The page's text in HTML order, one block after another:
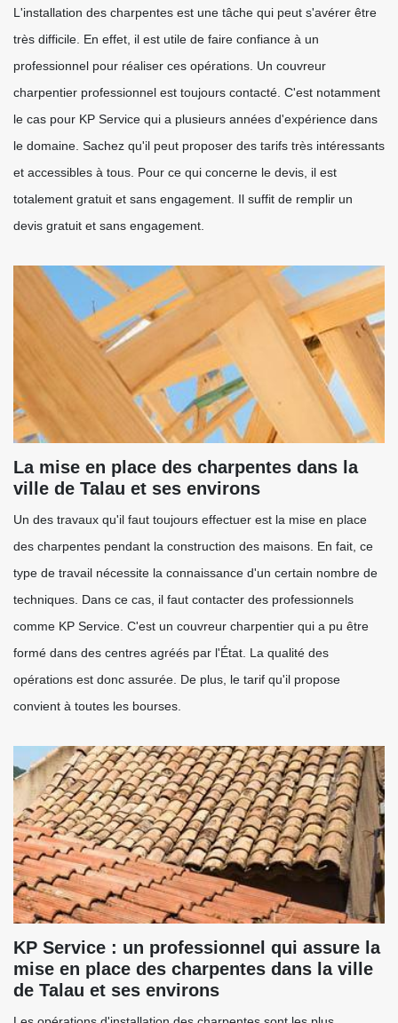
L'installation des charpentes est une tâche qui peut s'avérer être
très difficile. En effet, il est utile de faire confiance à un
professionnel pour réaliser ces opérations. Un couvreur
charpentier professionnel est toujours contacté. C'est notamment
le cas pour KP Service qui a plusieurs années d'expérience dans
le domaine. Sachez qu'il peut proposer des tarifs très intéressants
et accessibles à tous. Pour ce qui concerne le devis, il est
totalement gratuit et sans engagement. Il suffit de remplir un
devis gratuit et sans engagement.
La mise en place des charpentes dans la
ville de Talau et ses environs
Un des travaux qu'il faut toujours effectuer est la mise en place
des charpentes pendant la construction des maisons. En fait, ce
type de travail nécessite la connaissance d'un certain nombre de
techniques. Dans ce cas, il faut contacter des professionnels
comme KP Service. C'est un couvreur charpentier qui a pu être
formé dans des centres agréés par l'État. La qualité des
opérations est donc assurée. De plus, le tarif qu'il propose
convient à toutes les bourses.
KP Service : un professionnel qui assure la
mise en place des charpentes dans la ville
de Talau et ses environs